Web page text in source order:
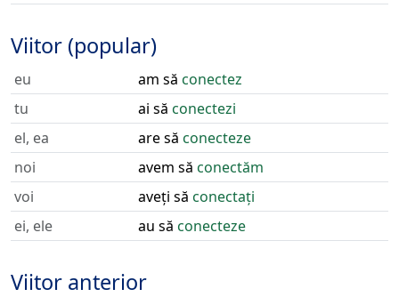
Viitor (popular)
eu am să conectez
tu
ai să conectezi
el, ea
are să conecteze
noi
avem să conectăm
voi
aveți să conectați
ei, ele
au să conecteze
Viitor anterior